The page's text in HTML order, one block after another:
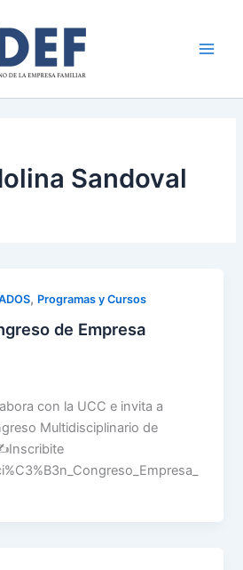
Sandoval
, Programas y Cursos
de Empresa
con la UCC e invita a
Multidisciplinario de